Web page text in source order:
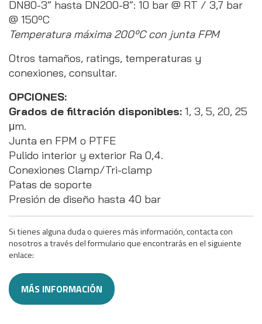
DN80-3” hasta DN200-8”: 10 bar @ RT / 3,7 bar
@ 150ºC
Temperatura máxima 200ºC con junta FPM
Otros tamaños, ratings, temperaturas y
conexiones, consultar.
OPCIONES:
Grados de filtración disponibles: 1, 3, 5, 20, 25
μm.
Junta en FPM o PTFE
Pulido interior y exterior Ra 0,4.
Conexiones Clamp/Tri-clamp
Patas de soporte
Presión de diseño hasta 40 bar
Si tienes alguna duda o quieres más información, contacta con
nosotros a través del formulario que encontrarás en el siguiente
enlace:
MÁS INFORMACIÓN